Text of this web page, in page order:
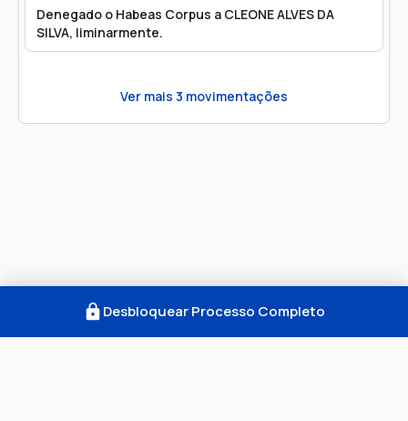
Denegado o Habeas Corpus a CLEONE ALVES DA
SILVA, liminarmente.
Ver mais 3 movimentações
Desbloquear Processo Completo